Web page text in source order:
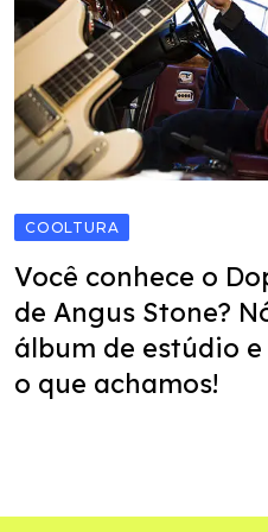
COOLTURA
Você conhece o
de Angus Stone?
álbum de estúdio
o que achamos!